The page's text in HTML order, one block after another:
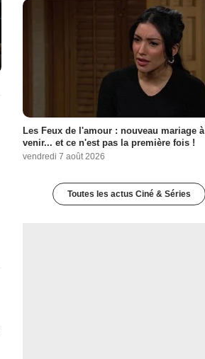
Les Feux de l'amour : nouveau mariage à
venir... et ce n'est pas la première fois !
vendredi 7 août 2026
Toutes les actus Ciné & Séries